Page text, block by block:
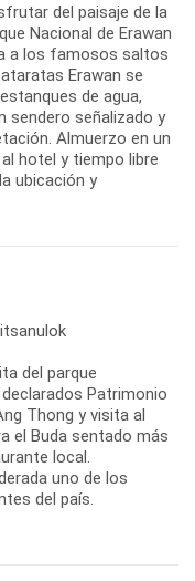
del paisaje de la
Nacional de Erawan
a los famosos saltos
Erawan se
de agua,
sendero señalizado y
Almuerzo en un
hotel y tiempo libre
ubicación y
del parque
Patrimonio
Thong y visita al
el Buda sentado más
local.
uno de los
del país.